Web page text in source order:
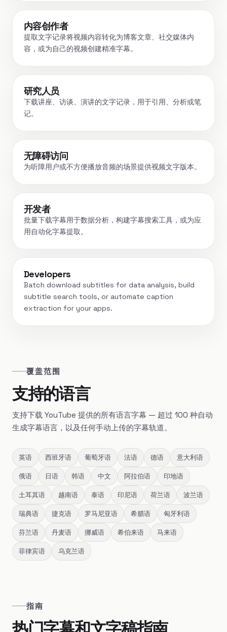
内容创作者
提取文字记录将视频内容转化为博客文章、社交媒体内
容，或为自己的视频创建精准字幕。
研究人员
下载讲座、访谈、演讲的文字记录，用于引用、分析或笔
记。
无障碍访问
为听障用户或不方便播放音频的场景提供视频文字版本。
开发者
批量下载字幕用于数据分析，构建字幕搜索工具，或为应
用自动化字幕提取。
Developers
Batch download subtitles for data analysis, build
subtitle search tools, or automate caption
extraction for your apps.
覆盖范围
支持的语言
支持下载 YouTube 提供的所有语言字幕 — 超过 100 种自动
生成字幕语言，以及任何手动上传的字幕轨道。
英语 西班牙语 葡萄牙语 法语 德语 意大利语
俄语 日语 韩语 中文 阿拉伯语 印地语
土耳其语 越南语 泰语 印尼语 荷兰语 波兰语
瑞典语 捷克语 罗马尼亚语 希腊语 匈牙利语
芬兰语 丹麦语 挪威语 希伯来语 马来语
菲律宾语 乌克兰语
指南